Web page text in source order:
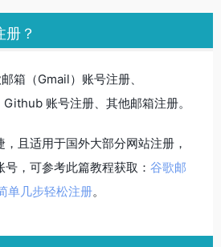
？
箱（Gmail）账号注册、
账号注册、其他邮箱注册。
且适用于国外大部分网站注册，
，可参考此篇教程获取： 谷歌邮
单几步轻松注册。